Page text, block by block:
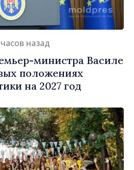
часов назад
министра Василе
положениях
на 2027 год